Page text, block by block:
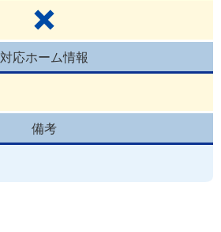
対応ホーム情報
備考